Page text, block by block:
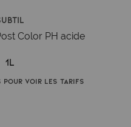
Color PH acide
1L
pour voir les tarifs